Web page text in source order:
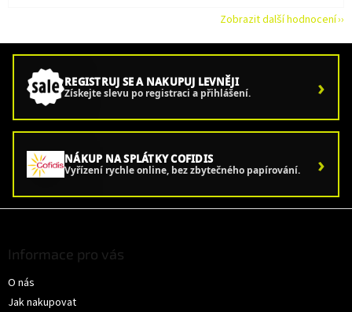
Zobrazit další hodnocení
REGISTRUJ SE A NAKUPUJ LEVNĚJI
Získejte slevu po registraci a přihlášení. ›
NÁKUP NA SPLÁTKY COFIDIS
Vyřízení rychle online, bez zbytečného papírování. ›
Informace pro vás
O nás
Jak nakupovat